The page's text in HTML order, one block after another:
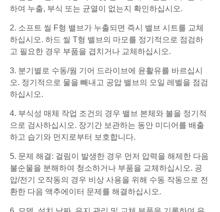
하여 누출, 부식 또는 균열이 없는지 확인하십시오.
2. 소프트 씰 F형 밸브가 누출되면 즉시 밸브 시트를 교체
하십시오. 하드 씰 T형 밸브의 마모를 정기적으로 점검하
고 필요한 경우 부품을 겹치거나 교체하십시오.
3. 분기별로 수동/웜 기어 드라이브에 윤활유를 바르십시
오. 정기적으로 물을 빼내고 공압 밸브의 오일 레벨을 점검
하십시오.
4. 부식성 매체 작업 조건의 경우 밸브 본체와 볼을 정기적
으로 검사하십시오. 장기간 보관하는 동안 미디어를 배출
하고 습기와 먼지로부터 보호합니다.
5. 문제 해결: 걸림이 발생한 경우 먼저 압력을 해제한 다음
불순물을 분해하여 청소하거나 부품을 교체하십시오. 공
압/전기 오작동의 경우 비상 사용을 위해 수동 작동으로 전
환한 다음 액추에이터 문제를 해결하십시오.